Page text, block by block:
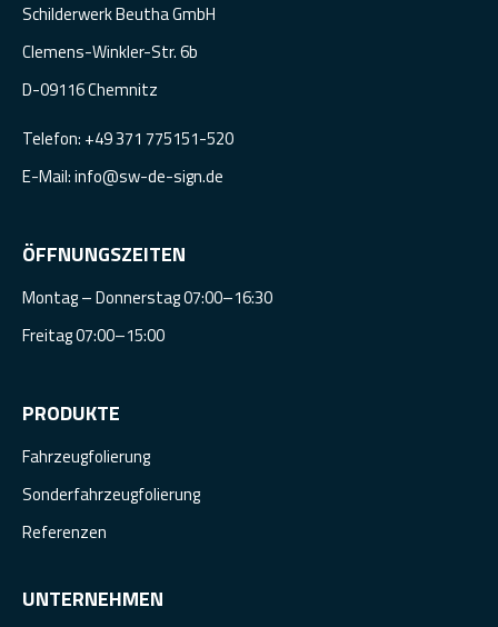
Schilderwerk Beutha GmbH
Clemens-Winkler-Str. 6b
D-09116 Chemnitz
Telefon: +49 371 775151-520
E-Mail:info@sw-de-sign.de
ÖFFNUNGSZEITEN
Montag – Donnerstag 07:00–16:30
Freitag 07:00–15:00
PRODUKTE
Fahrzeugfolierung
Sonderfahrzeugfolierung
Referenzen
UNTERNEHMEN